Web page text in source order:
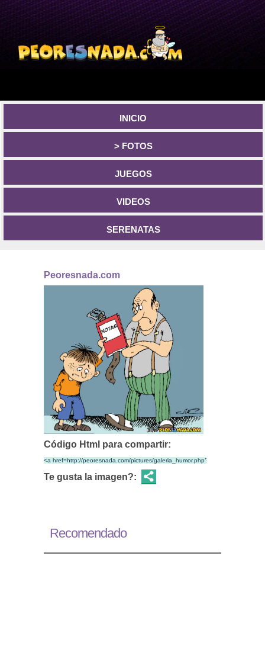
INICIO
> FOTOS
JUEGOS
VIDEOS
SERENATAS
Peoresnada.com
Código Html para compartir:
Te gusta la imagen?:
Recomendado